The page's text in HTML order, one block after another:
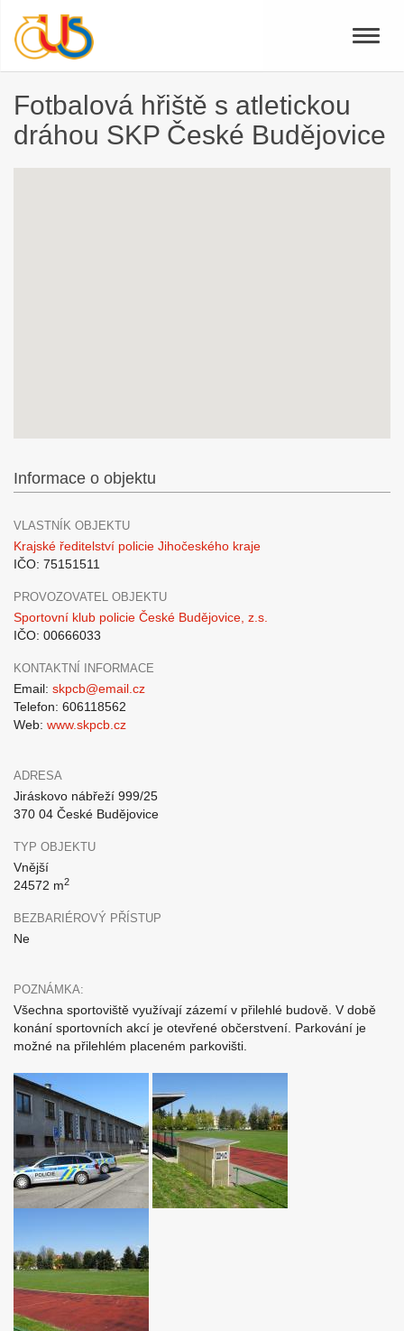
Toggle
Fotbalová hřiště s atletickou
dráhou SKP České Budějovice
Informace o objektu
VLASTNÍK OBJEKTU
Krajské ředitelství policie Jihočeského kraje
IČO: 75151511
PROVOZOVATEL OBJEKTU
Sportovní klub policie České Budějovice, z.s.
IČO: 00666033
KONTAKTNÍ INFORMACE
Email: skpcb@email.cz
Telefon: 606118562
Web: www.skpcb.cz
ADRESA
Jiráskovo nábřeží 999/25
370 04 České Budějovice
TYP OBJEKTU
Vnější
24572 m2
BEZBARIÉROVÝ PŘÍSTUP
Ne
POZNÁMKA:
Všechna sportoviště využívají zázemí v přilehlé budově. V době
konání sportovních akcí je otevřené občerstvení. Parkování je
možné na přilehlém placeném parkovišti.